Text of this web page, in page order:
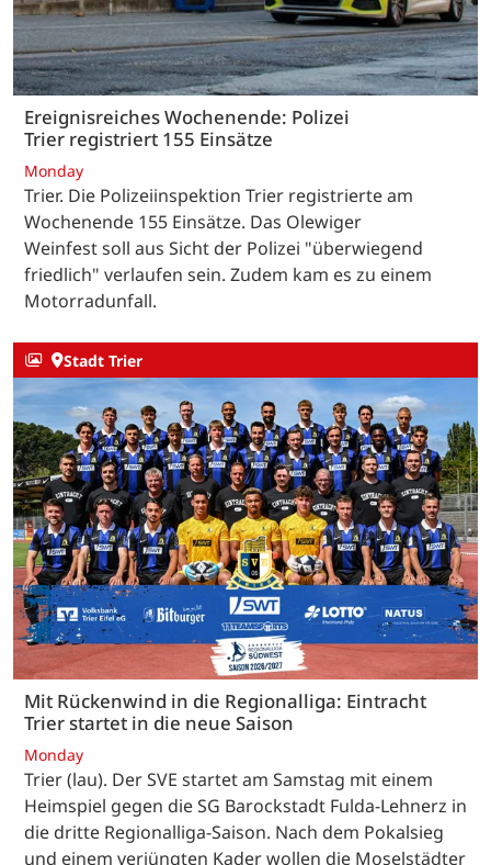
Ereignisreiches Wochenende: Polizei
Trier registriert 155 Einsätze
Monday
Trier. Die Polizeiinspektion Trier registrierte am
Wochenende 155 Einsätze. Das Olewiger
Weinfest soll aus Sicht der Polizei "überwiegend
friedlich" verlaufen sein. Zudem kam es zu einem
Motorradunfall.
Stadt Trier
Mit Rückenwind in die Regionalliga: Eintracht
Trier startet in die neue Saison
Monday
Trier (lau). Der SVE startet am Samstag mit einem
Heimspiel gegen die SG Barockstadt Fulda-Lehnerz in
die dritte Regionalliga-Saison. Nach dem Pokalsieg
und einem verjüngten Kader wollen die Moselstädter